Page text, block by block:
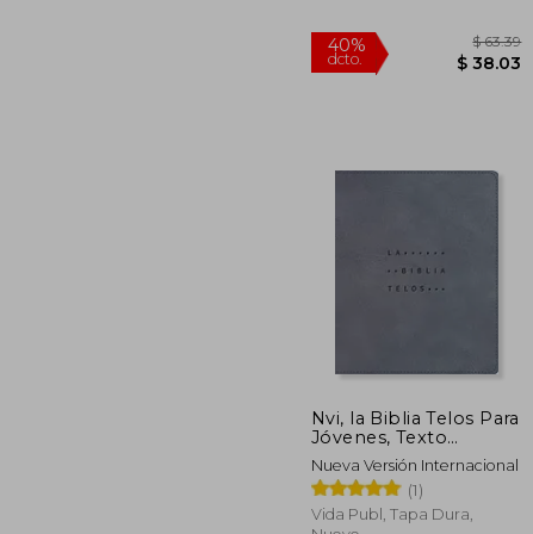
40%
dcto.
Nvi, la Biblia Telos Para
Jóvenes, Texto
Revisado 2022,
Leathersoft, Gris,
Comfort Print: Una
Guía Para el Estudiante
Nueva Versión Internacional
(1)
Vida Publ, Tapa Dura,